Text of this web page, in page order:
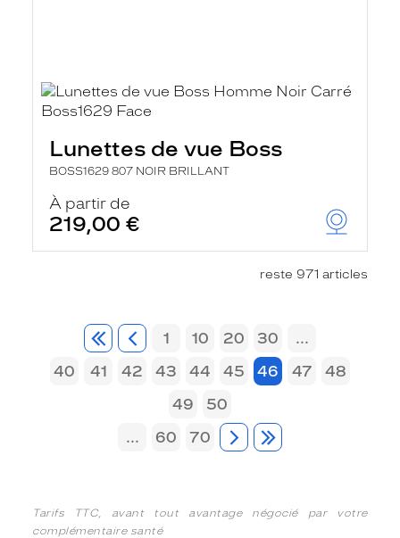
Lunettes de vue Boss
BOSS1629 807 NOIR BRILLANT
À partir de
219,00 €
reste 971 articles
1 10 20 30
...
40
41 42 43 44 45 46 47
48
49
50
...
60 70
Tarifs TTC, avant tout avantage négocié par votre
complémentaire santé